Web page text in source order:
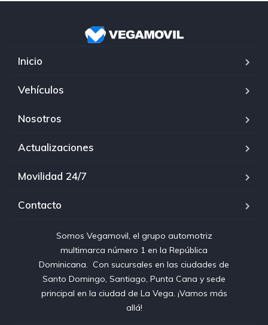
Inicio
Vehículos
Nosotros
Actualizaciones
Movilidad 24/7
Contacto
Somos Vegamovil, el grupo automotriz
multimarca número 1 en la República
Dominicana⁣. ⁣ Con sucursales en las ciudades de
Santo Domingo, Santiago, Punta Cana y sede
principal en la ciudad de La Vega. ¡Vamos más
allá!